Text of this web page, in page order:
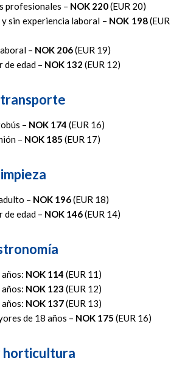
profesionales – NOK 220(EUR 20)
sin experiencia laboral – NOK 198(EUR
– NOK 206(EUR 19)
de edad – NOK 132 (EUR 12)
– NOK 174 (EUR 16)
– NOK 185 (EUR 17)
– NOK 196(EUR 18)
de edad – NOK 146(EUR 14)
NOK 114 (EUR 11)
NOK 123 (EUR 12)
NOK 137(EUR 13)
de 18 años – NOK 175 (EUR 16)
horticultura